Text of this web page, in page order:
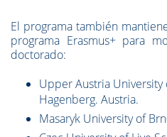
El programa también
programa Erasmus+ para
doctorado:
Upper Austria
Hagenberg. Austria.
Masaryk University of